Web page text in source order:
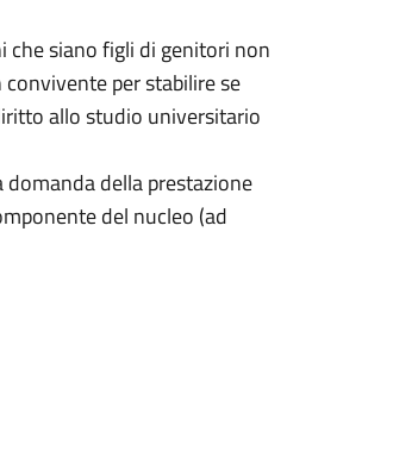
che siano figli di genitori non
per stabilire se
allo studio universitario
della prestazione
del nucleo (ad